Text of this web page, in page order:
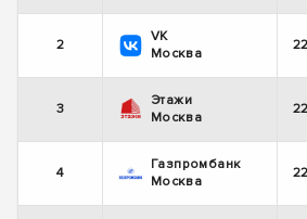
2
VK
Москва
22
3
Этажи
Москва
22
4
Газпромбанк
Москва
22